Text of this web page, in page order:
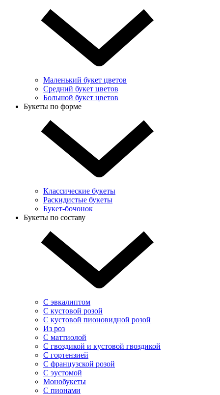
Маленький букет цветов
Средний букет цветов
Большой букет цветов
Букеты по форме
Классические букеты
Раскидистые букеты
Букет-бочонок
Букеты по составу
С эвкалиптом
С кустовой розой
С кустовой пионовидной розой
Из роз
С маттиолой
С гвоздикой и кустовой гвоздикой
С гортензией
С французской розой
С эустомой
Монобукеты
С пионами